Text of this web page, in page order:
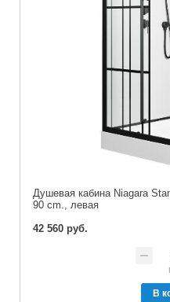
Душевая кабина Niagara
90 cm., левая
42 560 руб.
В